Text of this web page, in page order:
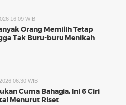
16:09 WIB
Orang Memilih Tetap
Tak Buru-buru Menikah
06:30 WIB
Cuma Bahagia, Ini 6 Ciri
Menurut Riset